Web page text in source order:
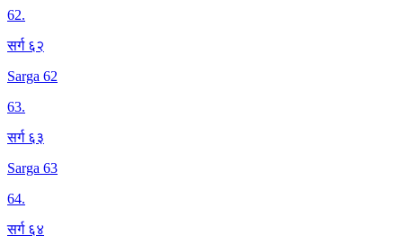
62.
सर्ग ६२
Sarga 62
63.
सर्ग ६३
Sarga 63
64.
सर्ग ६४